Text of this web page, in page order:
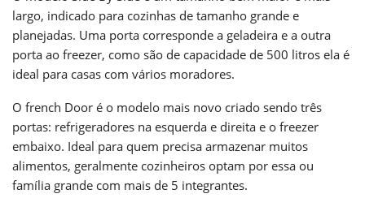
largo, indicado para cozinhas de tamanho grande e
planejadas. Uma porta corresponde a geladeira e a outra
porta ao freezer, como são de capacidade de 500 litros ela é
ideal para casas com vários moradores.
O french Door é o modelo mais novo criado sendo três
portas: refrigeradores na esquerda e direita e o freezer
embaixo. Ideal para quem precisa armazenar muitos
alimentos, geralmente cozinheiros optam por essa ou
família grande com mais de 5 integrantes.